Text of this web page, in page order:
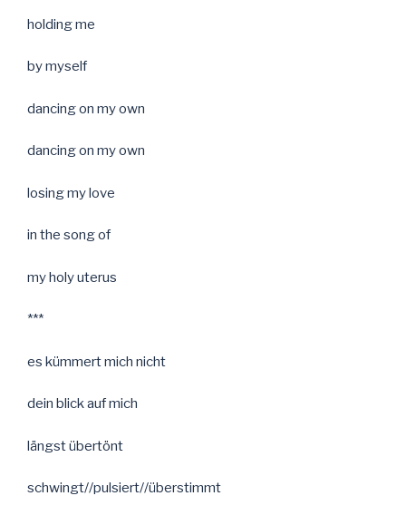
holding me
by myself
dancing on my own
dancing on my own
losing my love
in the song of
my holy uterus
***
es kümmert mich nicht
dein blick auf mich
längst übertönt
schwingt//pulsiert//überstimmt